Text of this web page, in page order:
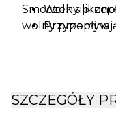
Wolny
Wykonany
lateksu, nie
Smoczek
wolny przepływ
SZCZEGÓŁY